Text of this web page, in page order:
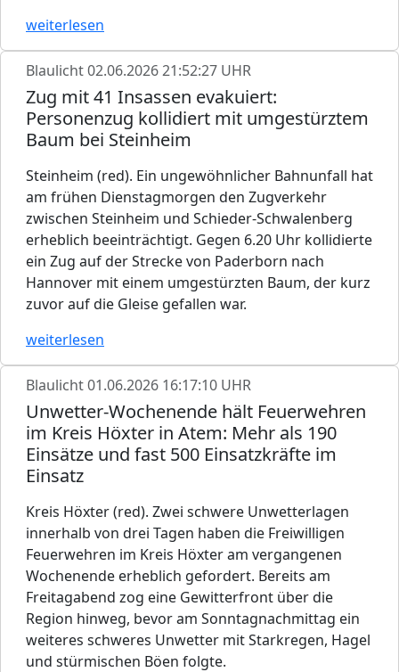
weiterlesen
Blaulicht02.06.2026 21:52:27 UHR
Zug mit 41 Insassen evakuiert:
Personenzug kollidiert mit umgestürztem
Baum bei Steinheim
Steinheim (red). Ein ungewöhnlicher Bahnunfall hat
am frühen Dienstagmorgen den Zugverkehr
zwischen Steinheim und Schieder-Schwalenberg
erheblich beeinträchtigt. Gegen 6.20 Uhr kollidierte
ein Zug auf der Strecke von Paderborn nach
Hannover mit einem umgestürzten Baum, der kurz
zuvor auf die Gleise gefallen war.
weiterlesen
Blaulicht01.06.2026 16:17:10 UHR
Unwetter-Wochenende hält Feuerwehren
im Kreis Höxter in Atem: Mehr als 190
Einsätze und fast 500 Einsatzkräfte im
Einsatz
Kreis Höxter (red). Zwei schwere Unwetterlagen
innerhalb von drei Tagen haben die Freiwilligen
Feuerwehren im Kreis Höxter am vergangenen
Wochenende erheblich gefordert. Bereits am
Freitagabend zog eine Gewitterfront über die
Region hinweg, bevor am Sonntagnachmittag ein
weiteres schweres Unwetter mit Starkregen, Hagel
und stürmischen Böen folgte.